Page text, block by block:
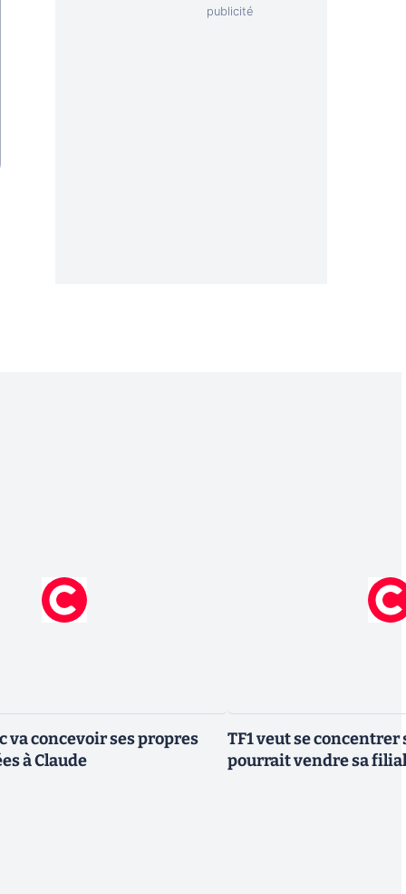
va concevoir ses propres
à Claude
TF1 veut se
pourrait vendre sa